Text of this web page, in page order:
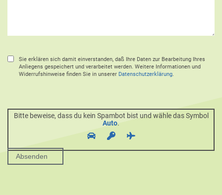
Sie erklären sich damit einverstanden, daß Ihre Daten zur Bearbeitung Ihres
Anliegens gespeichert und verarbeitet werden. Weitere Informationen und
Widerrufshinweise finden Sie in unserer Datenschutzerklärung.
Bitte beweise, dass du kein Spambot bist und wähle das Symbol
Auto.